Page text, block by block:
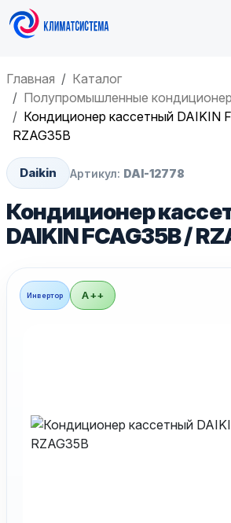
Главная
Каталог
Полупромышленные
Кондиционер кассетный DAIKIN
RZAG35B
Daikin Артикул: DAI-12778
Кондиционер
DAIKIN FCAG35B /
Инвертор A++